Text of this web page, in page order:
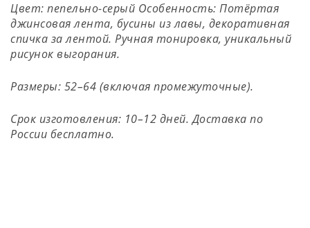
Цвет: пепельно-серый Особенность: Потёртая
джинсовая лента, бусины из лавы, декоративная
спичка за лентой. Ручная тонировка, уникальный
рисунок выгорания.
Размеры: 52–64 (включая промежуточные).
Срок изготовления: 10–12 дней. Доставка по
России бесплатно.